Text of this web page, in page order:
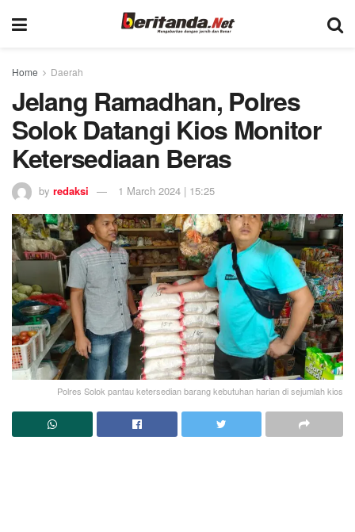
Home Daerah
Jelang Ramadhan, Polres
Solok Datangi Kios Monitor
Ketersediaan Beras
by redaksi 1 March 2024 | 15:25
Polres Solok pantau ketersedian barang kebutuhan harian di sejumlah kios